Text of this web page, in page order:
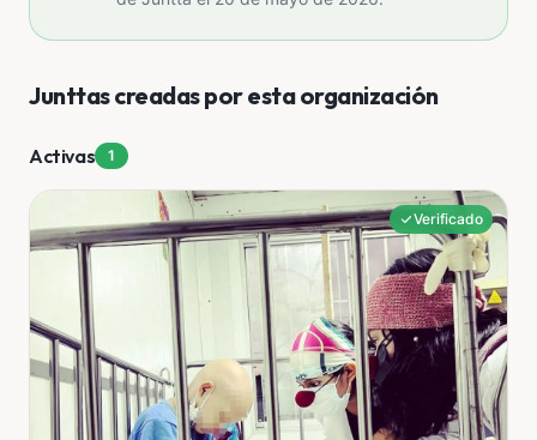
Junttas creadas por esta organización
Activas 1
Verificado